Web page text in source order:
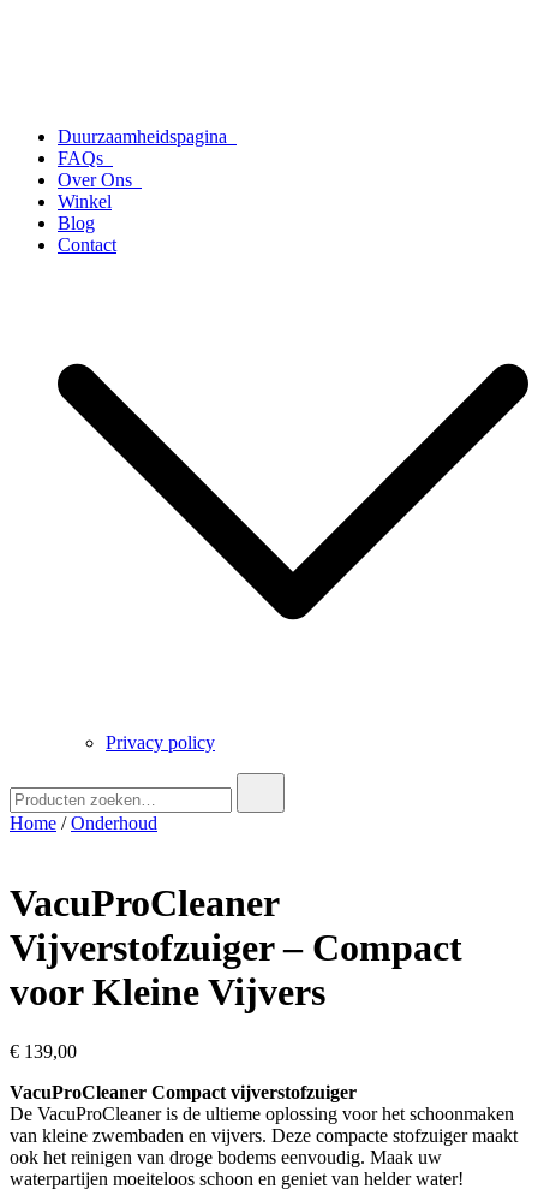
Duurzaamheidspagina
FAQs
Over Ons
Winkel
Blog
Contact
Privacy policy
naar:
Home /Onderhoud
VacuProCleaner
Vijverstofzuiger – Compact
voor Kleine Vijvers
€ 139,00
VacuProCleaner Compact vijverstofzuiger
De VacuProCleaner is de ultieme oplossing voor het schoonmaken
van kleine zwembaden en vijvers. Deze compacte stofzuiger maakt
ook het reinigen van droge bodems eenvoudig. Maak uw
waterpartijen moeiteloos schoon en geniet van helder water!